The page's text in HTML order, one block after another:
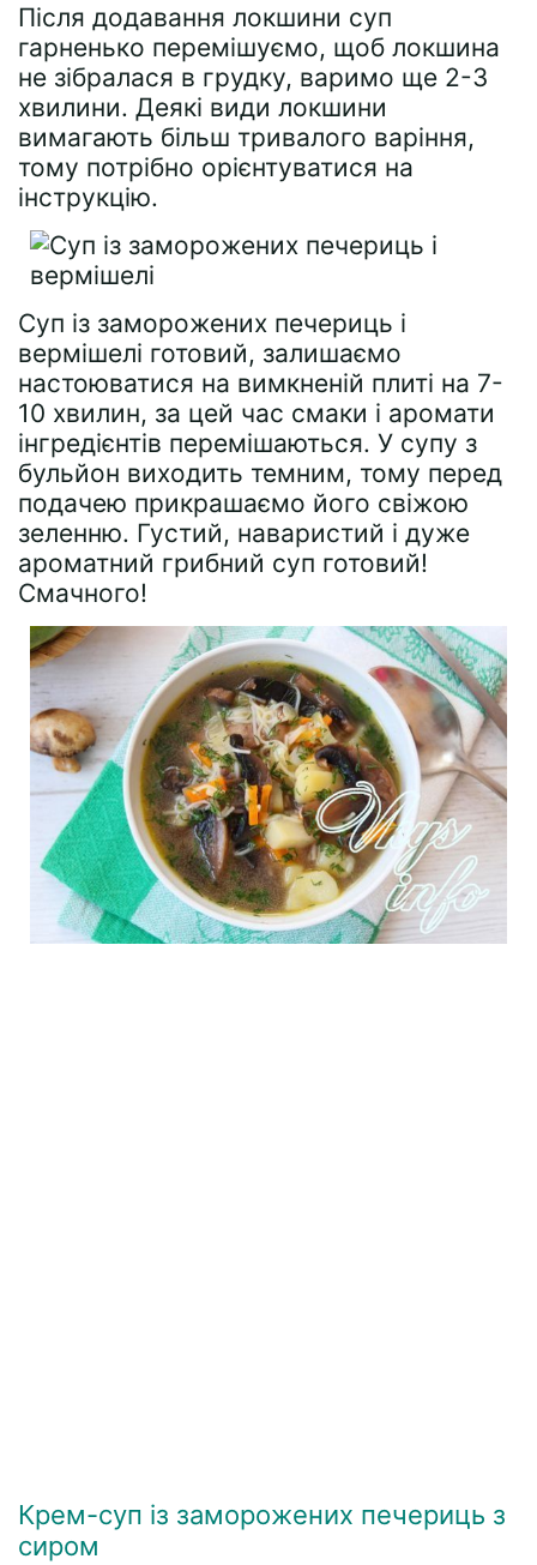
Після додавання локшини суп
гарненько перемішуємо, щоб локшина
не зібралася в грудку, варимо ще 2-3
хвилини. Деякі види локшини
вимагають більш тривалого варіння,
тому потрібно орієнтуватися на
інструкцію.
Суп із заморожених печериць і
вермішелі готовий, залишаємо
настоюватися на вимкненій плиті на 7-
10 хвилин, за цей час смаки і аромати
інгредієнтів перемішаються. У супу з
бульйон виходить темним, тому перед
подачею прикрашаємо його свіжою
зеленню. Густий, наваристий і дуже
ароматний грибний суп готовий!
Смачного!
Крем-суп із заморожених печериць з
сиром